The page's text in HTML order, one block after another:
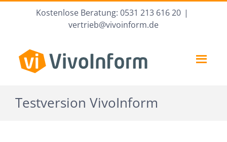
Kostenlose Beratung: 0531 213 616 20 |
vertrieb@vivoinform.de
Testversion VivoInform